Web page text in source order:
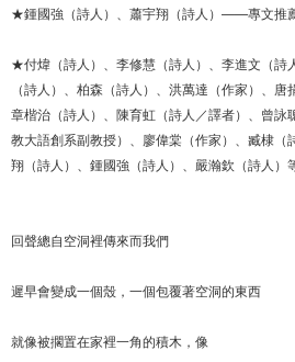
★鍾國強（詩人）、蕭宇翔（詩人）——專文推
★付煒（詩人）、李修慧（詩人）、李進文（詩
（詩人）、柏森（詩人）、洪萬達（作家）、唐
章楷治（詩人）、陳育虹（詩人／譯者）、曾詠
教大語創系副教授）、廖偉棠（作家）、臧棣（
翔（詩人）、鍾國強（詩人）、嚴瀚欽（詩人
回聲總自空洞裡傳來而我們
遲早會變成一個殼，一個包覆著空洞的東西
就像被擱置在家裡一角的積木，像